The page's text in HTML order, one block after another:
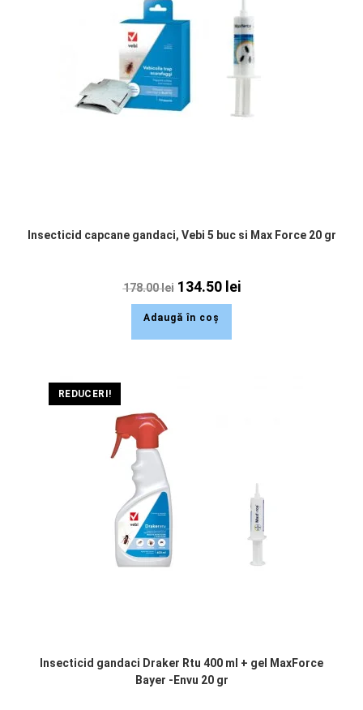
Insecticid capcane gandaci, Vebi 5 buc si Max Force 20 gr
178.00lei 134.50 lei
Adaugă în coș
REDUCERI!
Insecticid gandaci Draker Rtu 400 ml + gel MaxForce
Bayer -Envu 20 gr